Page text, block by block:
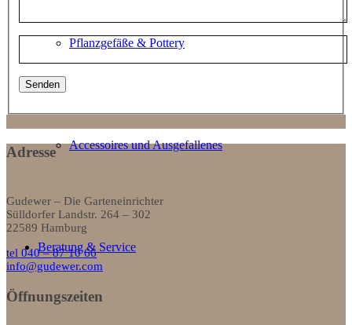
Pflanzgefäße & Pottery
Accessoires und Ausgefallenes
Beratung & Service
Adresse
Gudewer – Die Garteneinrichter
Sülldorfer Landstr. 264 – 302
22589 Hamburg
tel 040 – 87 10 66
info@gudewer.com
Öffnungszeiten